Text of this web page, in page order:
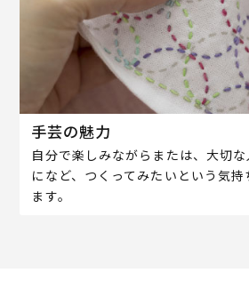
手芸の魅力
自分で楽しみながらまたは、大切
になど、つくってみたいという気
ます。